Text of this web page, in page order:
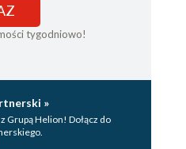
tygodniowo!
»
Grupą Helion! Dołącz do